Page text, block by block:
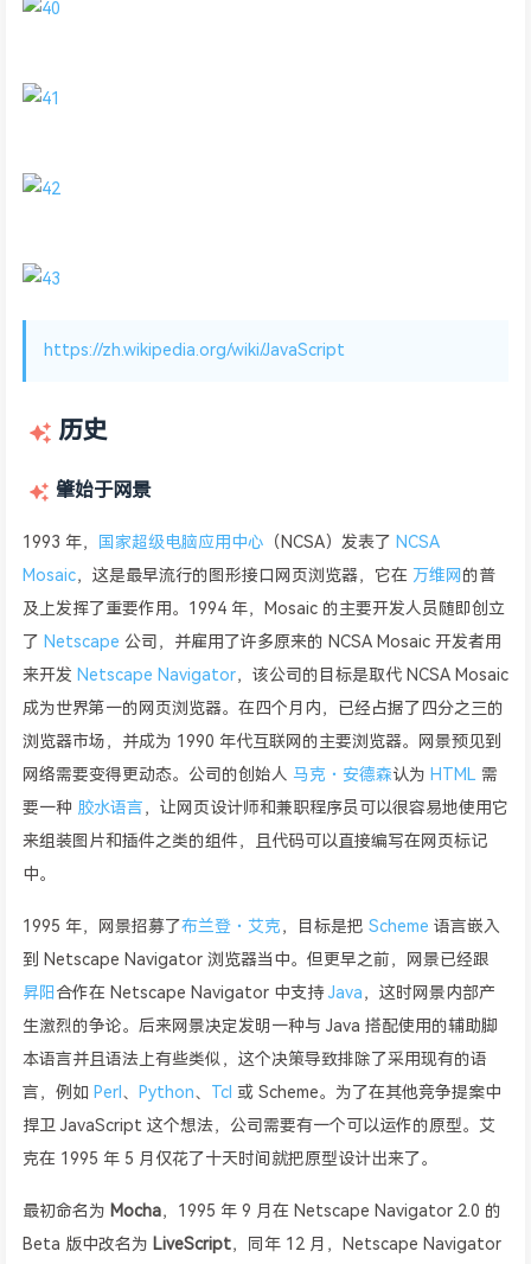
https://zh.wikipedia.org/wiki/JavaScript
历史
肇始于网景
1993 年， 国家超级电脑应用中心 （NCSA）发表了 NCSA
Mosaic，这是最早流行的图形接口网页浏览器，它在 万维网 的普
及上发挥了重要作用。1994 年，Mosaic 的主要开发人员随即创立
了 Netscape 公司，并雇用了许多原来的 NCSA Mosaic 开发者用
来开发 Netscape Navigator，该公司的目标是取代 NCSA Mosaic
成为世界第一的网页浏览器。在四个月内，已经占据了四分之三的
浏览器市场，并成为 1990 年代互联网的主要浏览器。网景预见到
网络需要变得更动态。公司的创始人 马克・安德森认为 HTML 需
要一种 胶水语言 ，让网页设计师和兼职程序员可以很容易地使用它
来组装图片和插件之类的组件，且代码可以直接编写在网页标记
中。
1995 年，网景招募了布兰登・艾克 ，目标是把 Scheme 语言嵌入
到 Netscape Navigator 浏览器当中。但更早之前，网景已经跟
昇阳 合作在 Netscape Navigator 中支持 Java ，这时网景内部产
生激烈的争论。后来网景决定发明一种与 Java 搭配使用的辅助脚
本语言并且语法上有些类似，这个决策导致排除了采用现有的语
言，例如 Perl 、 Python、 Tcl 或 Scheme。为了在其他竞争提案中
捍卫 JavaScript 这个想法，公司需要有一个可以运作的原型。艾
克在 1995 年 5 月仅花了十天时间就把原型设计出来了。
最初命名为 Mocha，1995 年 9 月在 Netscape Navigator 2.0 的
Beta 版中改名为 LiveScript，同年 12 月，Netscape Navigator